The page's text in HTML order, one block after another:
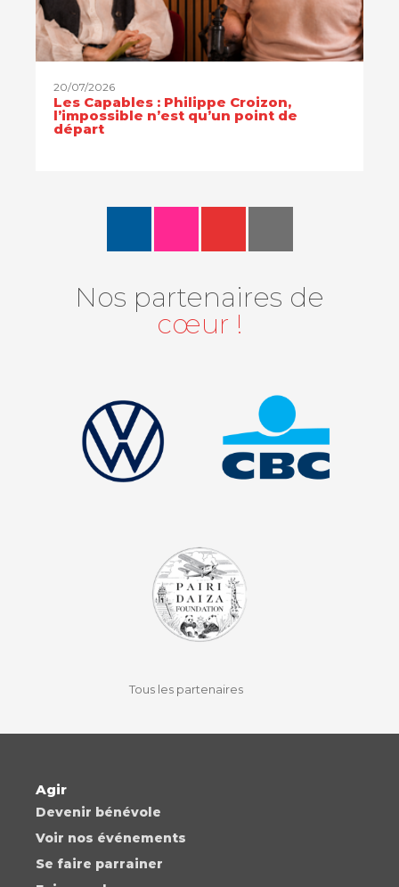
20/07/2026
Les Capables : Philippe Croizon,
l’impossible n’est qu’un point de
départ
Nos partenaires de
cœur !
Tous les partenaires
Agir
Devenir bénévole
Voir nos événements
Se faire parrainer